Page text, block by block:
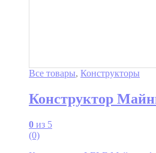
Все товары, Конструкторы
Конструктор
0 из 5
(0)